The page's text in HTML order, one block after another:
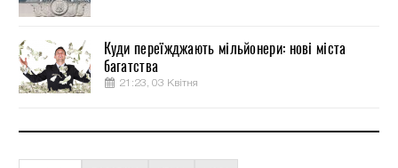
Куди переїжджають мільйонери: нові міста
багатства
21:23, 03 Квітня